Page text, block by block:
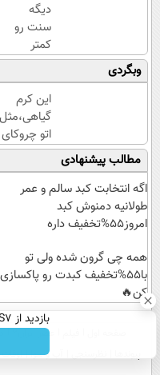
دیگه
سنت رو
کمتر
حدس
میزنن😉
کرم
ضدچروک
گیاهی👈🏻
45%تخفیف
وبگردی
این کرم
گیاهی،مثل
اتو چروکای
میکنه!50%تخفیف
مطالب پیشنهادی
اگه انتخابت کبد سالم و عمر
طولانیه دمنوش کبد
امروز55%تخفیف داره
همه چی گرون شده ولی تو
با55%تخفیف کبدت رو پاکسازی
کن🔥
عصر ایران۲
آب و هوا